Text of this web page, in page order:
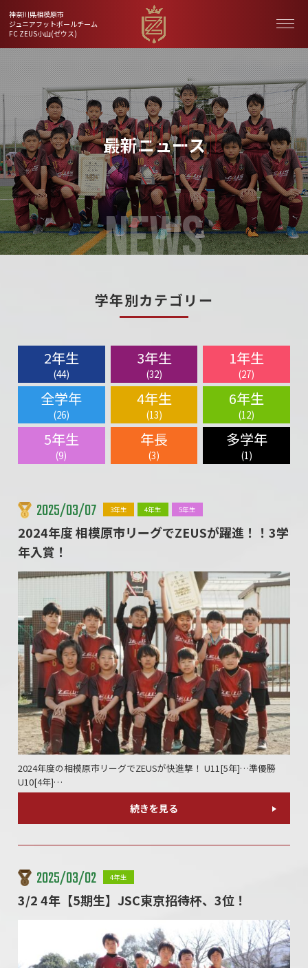
神奈川県相模原市
ジュニアフットボールチーム
FC ZEUS小山(ゼウス)
最新ニュース
NEWS
学年別カテゴリー
2年生
(44)
3年生
(32)
1年生
(27)
全学年
(26)
4年生
(13)
6年生
(12)
5年生
(9)
年長
(3)
多学年
(1)
2025/03/07 3年生 4年生 5年生
2024年度 相模原市リーグでZEUSが躍進！！3学
年入賞！
2024年度の相模原市リーグでZEUSが快進撃！ U11[5年]…準優勝
U10[4年]…
続きを見る
2025/03/02 4年生
3/2 4年【5期生】JSC東京招待杯、3位！